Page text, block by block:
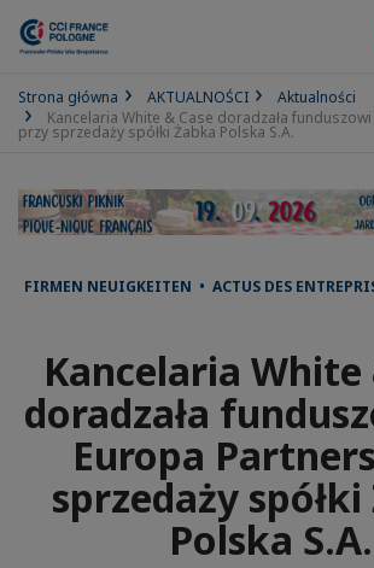
Strona główna AKTUALNOŚCI
Aktualności
Kancelaria White & Case doradzała
przy sprzedaży spółki Żabka Polska S.A.
FIRMEN NEUIGKEITEN • ACTUS DES
Kancelaria White
doradzała
Europa
sprzedaży
Polska S.A.